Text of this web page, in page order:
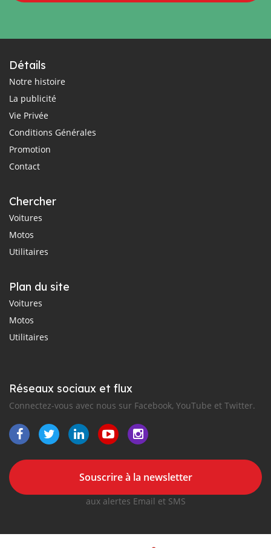
Détails
Notre histoire
La publicité
Vie Privée
Conditions Générales
Promotion
Contact
Chercher
Voitures
Motos
Utilitaires
Plan du site
Voitures
Motos
Utilitaires
Réseaux sociaux et flux
Connectez-vous avec nous sur Facebook, YouTube et Twitter.
Souscrire à la newsletter
aux alertes Email et SMS